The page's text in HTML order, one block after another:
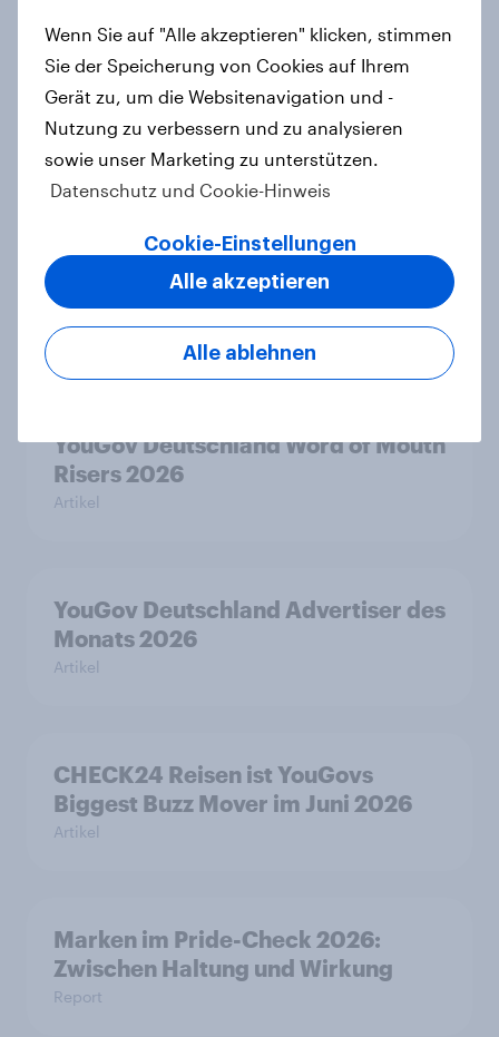
[DE On-Demand Webinar] Wenn KI
die Suche übernimmt
Artikel
Searching for answers: How AI is
changing online discovery in 2026
Report
YouGov Deutschland Word of Mouth
Risers 2026
Artikel
YouGov Deutschland Advertiser des
Monats 2026
Artikel
CHECK24 Reisen ist YouGovs
Biggest Buzz Mover im Juni 2026
Artikel
Marken im Pride-Check 2026:
Zwischen Haltung und Wirkung
Report
Wenn Sie auf "Alle akzeptieren" klicken, stimmen
Sie der Speicherung von Cookies auf Ihrem
Gerät zu, um die Websitenavigation und -
Nutzung zu verbessern und zu analysieren
sowie unser Marketing zu unterstützen.
Datenschutz und Cookie-Hinweis
Cookie-Einstellungen
Alle ablehnen
Alle akzeptieren